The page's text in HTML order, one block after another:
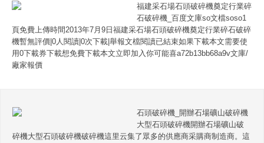
福建采石場石頭破碎機奠定行業碎
石破碎機_百度文庫so文檔soso1
頁免費上傳時間2013年7月9日福建采石場石頭破碎機奠定行業碎石破碎
機暫無評價|0人閱讀|0次下載|舉報文檔閱讀已結束如果下載本文需要使
用0下載券下載想免費下載本文立即加入你可能喜a72b13bb68a9v文庫/
廠家報價
石頭破碎機_開辦石場礦山破碎機
大型石頭破碎機開辦石場礦山破
碎機大型石頭破碎機破碎機這里云集了眾多的供應商采購商制造商。這